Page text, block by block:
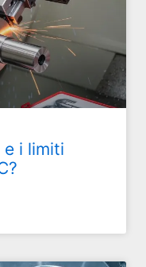
e i limiti